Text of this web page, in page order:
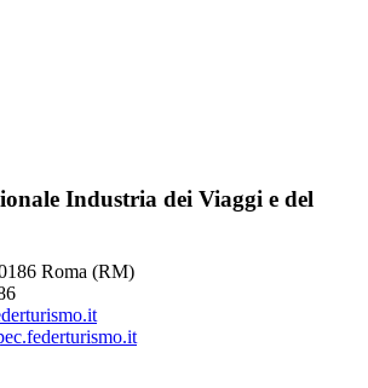
Industria dei Viaggi e del
Roma (RM)